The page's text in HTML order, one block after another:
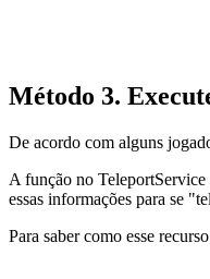
Método 3.
De acordo com alguns
A função no
essas informações para se
Para saber como esse